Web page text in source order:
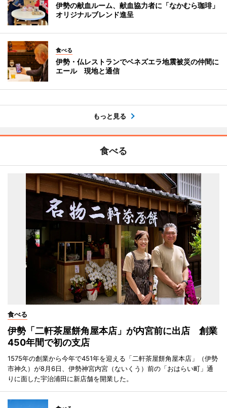
伊勢の献血ルーム、献血協力者に「なかむら珈琲」
オリジナルブレンド進呈
食べる
伊勢・仏レストランでベネズエラ地震被災の仲間に
エール 現地と通信
もっと見る
食べる
食べる
伊勢「二軒茶屋餅角屋本店」が内宮前に出店 創業
450年間で初の支店
1575年の創業から今年で451年を迎える「二軒茶屋餅角屋本店」（伊勢
市神久）が8月6日、伊勢神宮内宮（ないくう）前の「おはらい町」通
りに面した宇治浦田に新店舗を開業した。